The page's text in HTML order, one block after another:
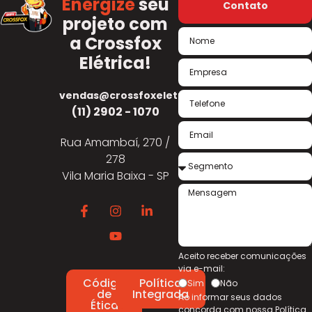
Energizeseu
projeto com
a Crossfox
Elétrica!
vendas@crossfoxeletrica.com.br
(11) 2902 - 1070
Rua Amambaí, 270 /
278
Vila Maria Baixa - SP
Código
de
Ética
Política
Integrada
Contato
Aceito receber comunicações
via e-mail:
Sim
Não
Ao informar seus dados